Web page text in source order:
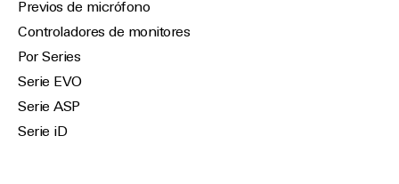
Previos de micrófono
Controladores de monitores
Por Series
Serie EVO
Serie ASP
Serie iD